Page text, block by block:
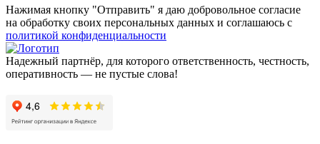
Нажимая кнопку "Отправить" я даю добровольное согласие
на обработку своих персональных данных и соглашаюсь с
политикой конфиденциальности
Надежный партнёр, для которого ответственность, честность,
оперативность — не пустые слова!